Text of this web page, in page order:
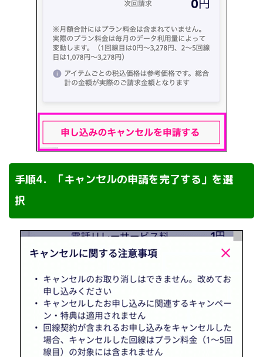
手順4．「キャンセルの申請を完了する」を選
択